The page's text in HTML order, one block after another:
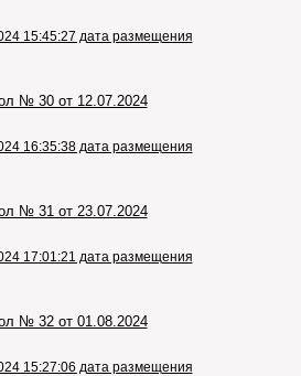
15:45:27 дата размещения
№ 30 от 12.07.2024
16:35:38 дата размещения
№ 31 от 23.07.2024
17:01:21 дата размещения
№ 32 от 01.08.2024
15:27:06 дата размещения